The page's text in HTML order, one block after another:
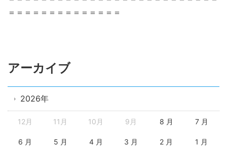
＝＝＝＝＝＝＝＝＝＝＝＝＝＝
アーカイブ
2026年
12月 11月 10月 9月 8 月 7 月
6 月 5 月 4 月 3 月 2 月 1 月